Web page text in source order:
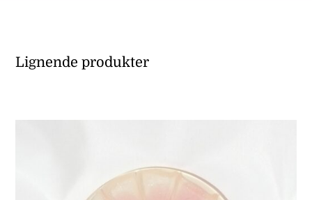
Lignende produkter